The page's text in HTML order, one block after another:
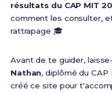
résultats du CAP MIT
comment les consulter,
rattrapage 🎓
Avant de te guider,
Nathan, diplômé du
créé ce site pour